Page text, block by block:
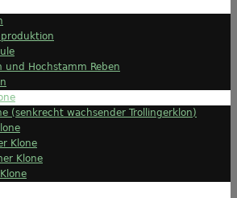
und Hochstamm Reben
(senkrecht wachsender Trollingerklon)
Klone
Klone